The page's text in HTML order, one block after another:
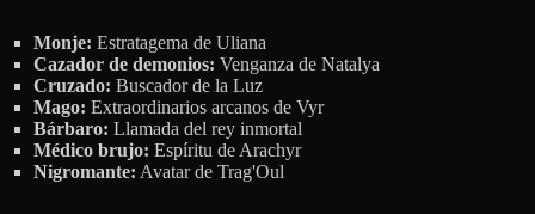
Monje: Estratagema de Uliana
Cazador de demonios: Venganza de Natalya
Cruzado: Buscador de la Luz
Mago: Extraordinarios arcanos de Vyr
Bárbaro: Llamada del rey inmortal
Médico brujo: Espíritu de Arachyr
Nigromante: Avatar de Trag'Oul